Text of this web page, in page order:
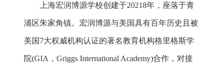
上海宏润博源学校创建于20218年，座落于青
浦区朱家角镇。宏润博源与美国具有百年历史且被
美国7大权威机构认证的著名教育机构格里格斯学
院(GIA，Griggs International Academy)合作，对接